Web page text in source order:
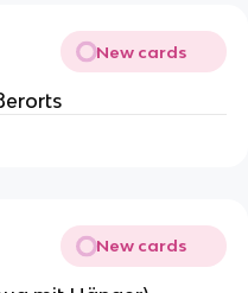
New cards
New cards